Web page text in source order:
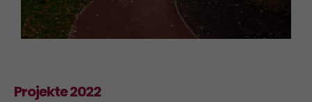
Projekte 2022